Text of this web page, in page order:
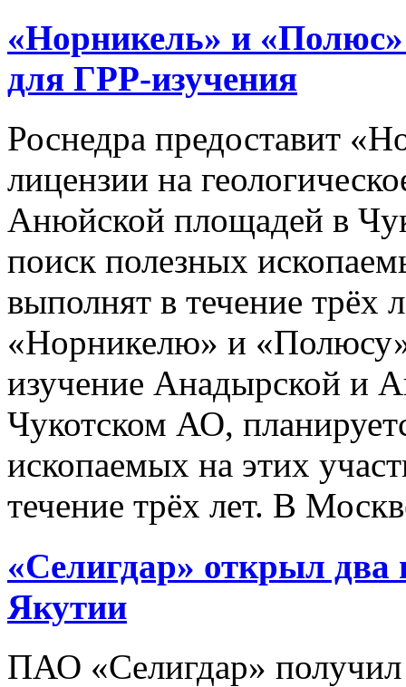
«Норникель» и
для ГРР-изучения
Роснедра предоставит
лицензии на
Анюйской площадей в
поиск полезных
выполнят в течение трёх
«Норникелю» и «Полюсу»
изучение Анадырской и
Чукотском АО,
ископаемых на этих
течение трёх лет. В
«Селигдар» открыл
Якутии
ПАО «Селигдар» получил